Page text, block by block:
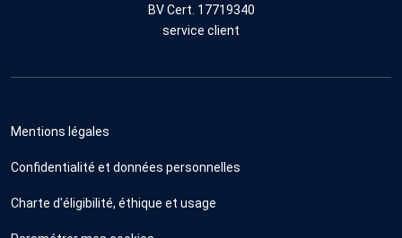
BV Cert. 17719340
service client
Mentions légales
Confidentialité et données personnelles
Charte d'éligibilité, éthique et usage